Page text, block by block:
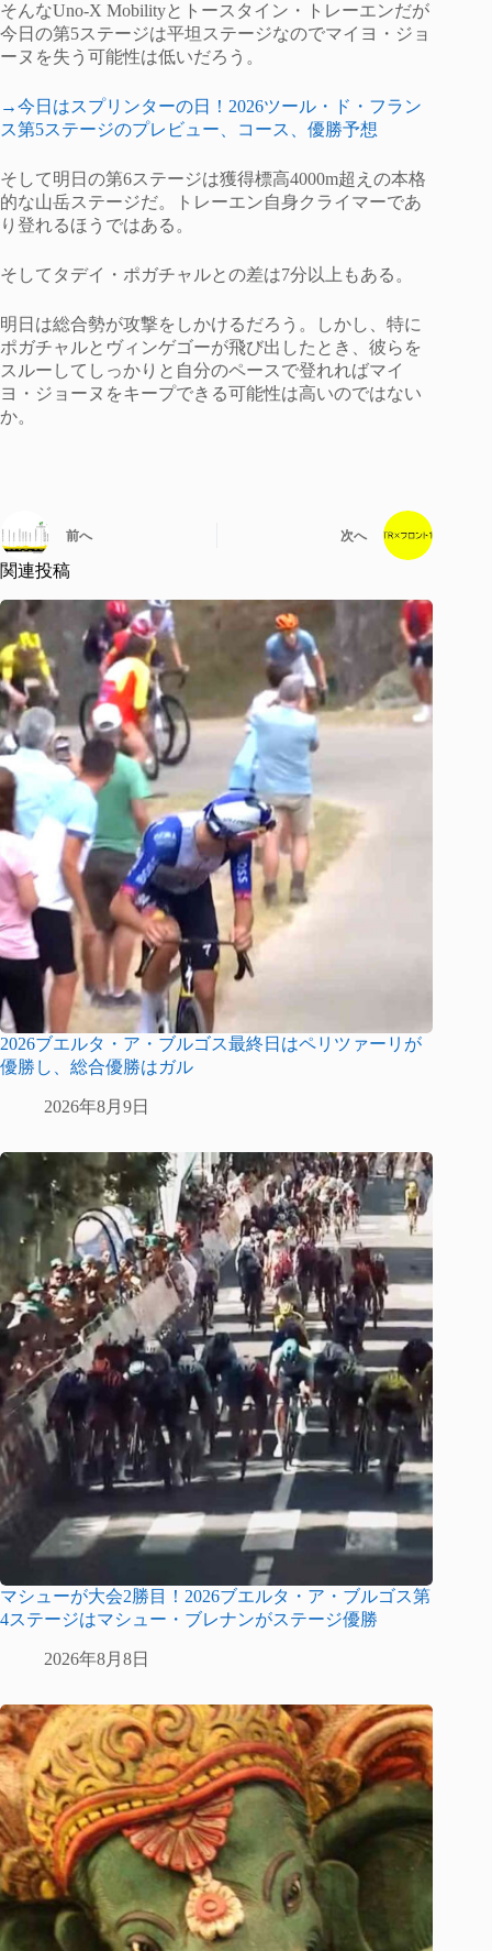
そんなUno-X Mobilityとトースタイン・トレーエンだが
今日の第5ステージは平坦ステージなのでマイヨ・ジョ
ーヌを失う可能性は低いだろう。
→今日はスプリンターの日！2026ツール・ド・フラン
ス第5ステージのプレビュー、コース、優勝予想
そして明日の第6ステージは獲得標高4000m超えの本格
的な山岳ステージだ。トレーエン自身クライマーであ
り登れるほうではある。
そしてタデイ・ポガチャルとの差は7分以上もある。
明日は総合勢が攻撃をしかけるだろう。しかし、特に
ポガチャルとヴィンゲゴーが飛び出したとき、彼らを
スルーしてしっかりと自分のペースで登れればマイ
ヨ・ジョーヌをキープできる可能性は高いのではない
か。
前へ 次へ
関連投稿
2026ブエルタ・ア・ブルゴス最終日はペリツァーリが
優勝し、総合優勝はガル
2026年8月9日
マシューが大会2勝目！2026ブエルタ・ア・ブルゴス第
4ステージはマシュー・ブレナンがステージ優勝
2026年8月8日